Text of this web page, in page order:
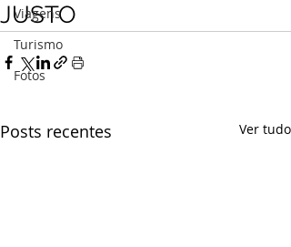
Viagens
Turismo
Fotos
JUSTO
Posts recentes Ver tudo